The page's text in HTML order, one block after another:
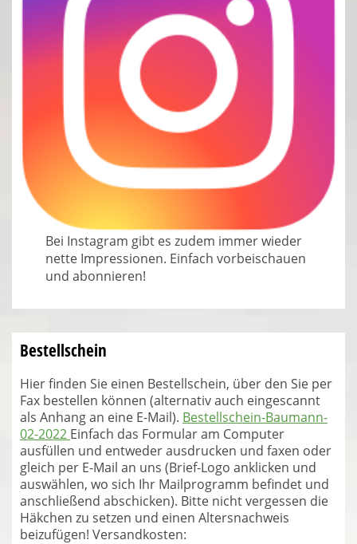
Bei Instagram gibt es zudem immer wieder
nette Impressionen. Einfach vorbeischauen
und abonnieren!
Bestellschein
Hier finden Sie einen Bestellschein, über den Sie per
Fax bestellen können (alternativ auch eingescannt
als Anhang an eine E-Mail). Bestellschein-Baumann-
02-2022 Einfach das Formular am Computer
ausfüllen und entweder ausdrucken und faxen oder
gleich per E-Mail an uns (Brief-Logo anklicken und
auswählen, wo sich Ihr Mailprogramm befindet und
anschließend abschicken). Bitte nicht vergessen die
Häkchen zu setzen und einen Altersnachweis
beizufügen! Versandkosten: